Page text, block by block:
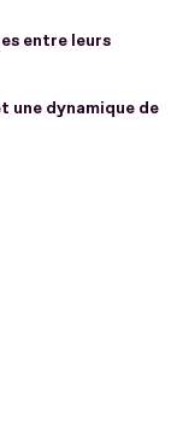
entre leurs
une dynamique de